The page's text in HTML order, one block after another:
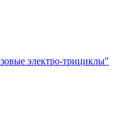
электро‑трициклы"